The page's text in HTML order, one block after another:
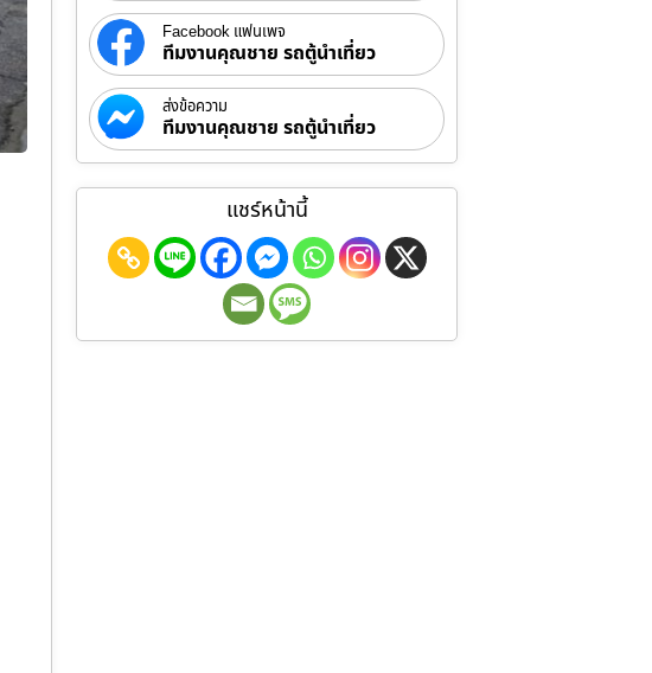
Facebook แฟนเพจ
ทีมงานคุณชาย รถตู้นำเที่ยว
ส่งข้อความ
ทีมงานคุณชาย รถตู้นำเที่ยว
แชร์หน้านี้